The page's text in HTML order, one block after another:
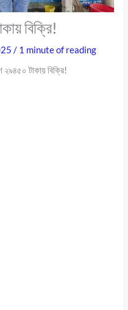
বিক্রি!
/ 1 minute of reading
২৯৪৫০ টাকায় বিক্রি!